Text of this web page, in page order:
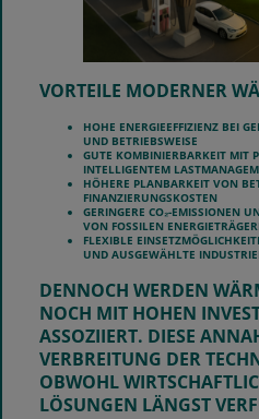
VORTEILE MODERNER
HOHE ENERGIEEFFIZIENZ BEI
UND BETRIEBSWEISE
GUTE KOMBINIERBARKEIT MIT
INTELLIGENTEM
HÖHERE PLANBARKEIT VON
FINANZIERUNGSKOSTEN
GERINGERE CO₂-EMISSIONEN
VON FOSSILEN
FLEXIBLE
UND AUSGEWÄHLTE
DENNOCH WERDEN
NOCH MIT HOHEN
ASSOZIIERT. DIESE
VERBREITUNG DER
OBWOHL
LÖSUNGEN LÄNGST